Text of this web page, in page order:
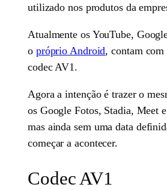
utilizado nos produtos da
Atualmente os YouTube,
o próprio Android, contam com
codec AV1.
Agora a intenção é trazer o
os Google Fotos, Stadia, Meet
mas ainda sem uma data
começar a acontecer.
Codec AV1